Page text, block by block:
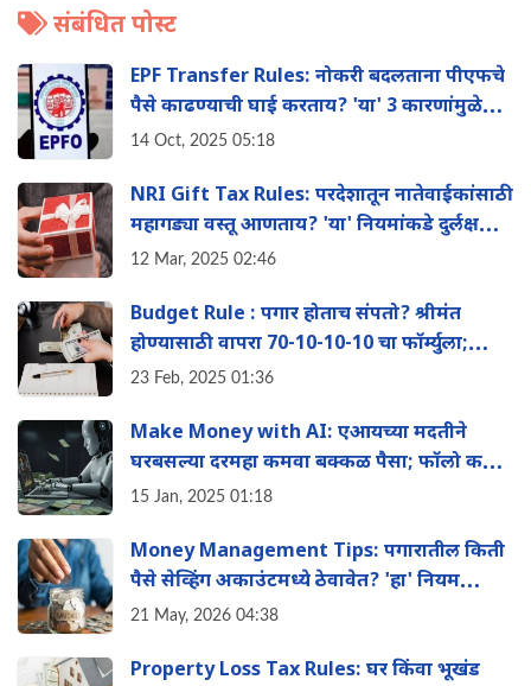
संबंधित पोस्ट
EPF Transfer Rules: नोकरी बदलताना पीएफचे
पैसे काढण्याची घाई करताय? 'या' 3 कारणांमुळे
होऊ शकते मोठे नुकसान
14 Oct, 2025 05:18
NRI Gift Tax Rules: परदेशातून नातेवाईकांसाठी
महागड्या वस्तू आणताय? 'या' नियमांकडे दुर्लक्ष
केल्यास बसू शकतो टॅक्सचा फटका
12 Mar, 2025 02:46
Budget Rule : पगार होताच संपतो? श्रीमंत
होण्यासाठी वापरा 70-10-10-10 चा फॉर्म्युला;
कधीच भासणार नाही पैशांची कमतरता
23 Feb, 2025 01:36
Make Money with AI: एआयच्या मदतीने
घरबसल्या दरमहा कमवा बक्कळ पैसा; फॉलो करा
'या' 11 भन्नाट आणि सोप्या आयडिया
15 Jan, 2025 01:18
Money Management Tips: पगारातील किती
पैसे सेव्हिंग अकाउंटमध्ये ठेवावेत? 'हा' नियम
तुम्हाला बनवेल श्रीमंत
21 May, 2026 04:38
Property Loss Tax Rules: घर किंवा भूखंड